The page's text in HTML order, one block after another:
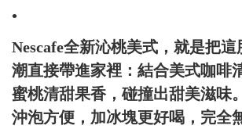
•
Nescafe全新沁桃美式，就是把
潮直接帶進家裡：結合美式咖啡
蜜桃清甜果香，碰撞出甜美滋味
沖泡方便，加冰塊更好喝，完全